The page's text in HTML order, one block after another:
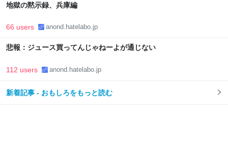
地獄の黙示録、兵庫編
66 users anond.hatelabo.jp
悲報：ジュース買ってんじゃねーよが通じない
112 users anond.hatelabo.jp
新着記事 - おもしろをもっと読む